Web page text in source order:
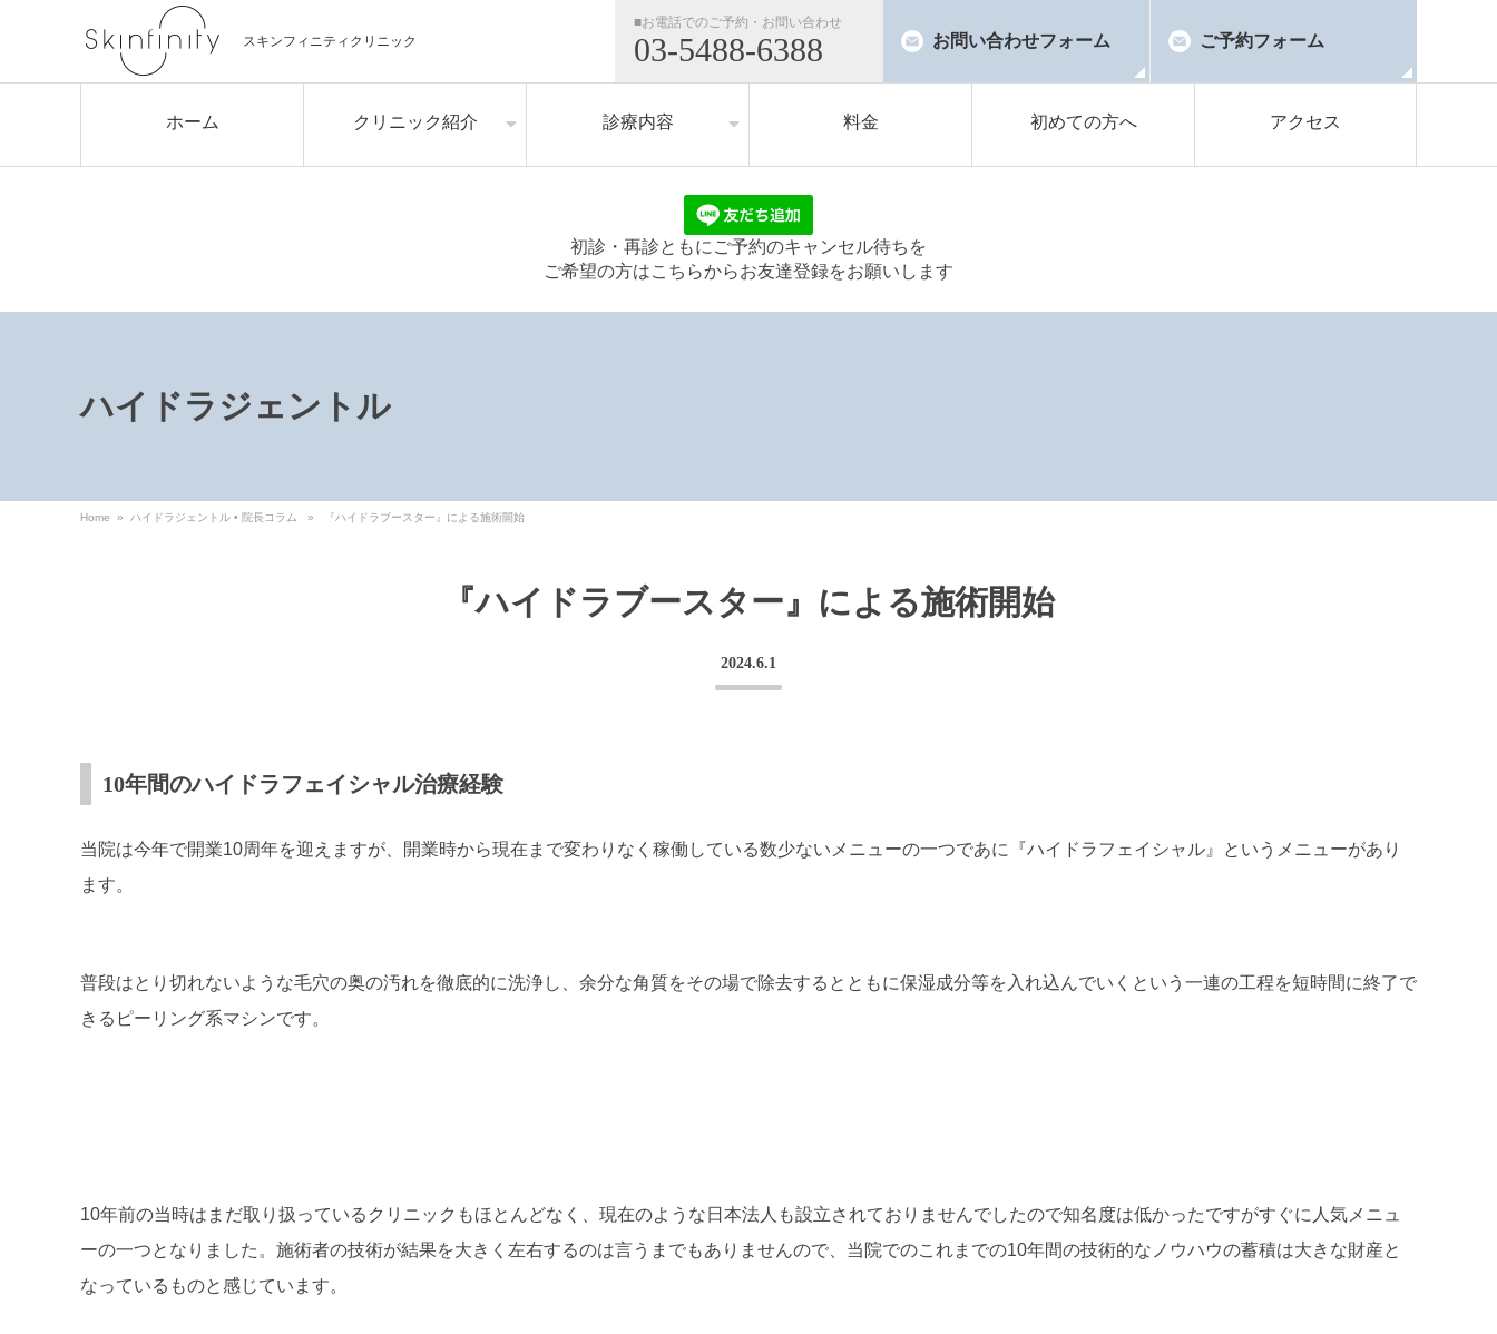
スキンフィニティクリニック
■お電話でのご予約・お問い合わせ
03-5488-6388 お問い合わせフォーム ご予約フォーム
ホーム クリニック紹介 診療内容 料金 初めての方へ アクセス
初診・再診ともにご予約のキャンセル待ちを
ご希望の方はこちらからお友達登録をお願いします
ハイドラジェントル
Home » ハイドラジェントル • 院長コラム » 『ハイドラブースター』による施術開始
『ハイドラブースター』による施術開始
2024.6.1
10年間のハイドラフェイシャル治療経験
当院は今年で開業10周年を迎えますが、開業時から現在まで変わりなく稼働している数少ないメニューの一つであに『ハイドラフェイシャル』というメニューがあり
ます。
普段はとり切れないような毛穴の奥の汚れを徹底的に洗浄し、余分な角質をその場で除去するとともに保湿成分等を入れ込んでいくという一連の工程を短時間に終了で
きるピーリング系マシンです。
10年前の当時はまだ取り扱っているクリニックもほとんどなく、現在のような日本法人も設立されておりませんでしたので知名度は低かったですがすぐに人気メニュ
ーの一つとなりました。施術者の技術が結果を大きく左右するのは言うまでもありませんので、当院でのこれまでの10年間の技術的なノウハウの蓄積は大きな財産と
なっているものと感じています。